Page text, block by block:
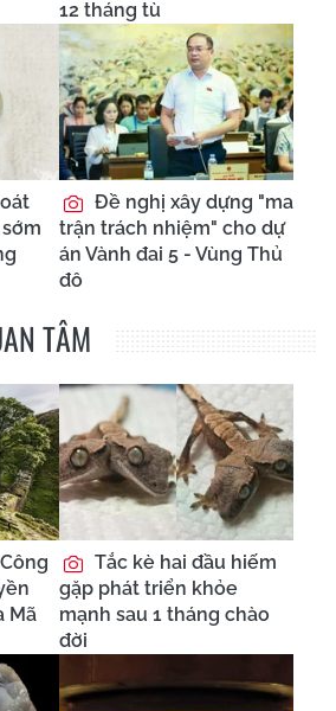
12 tháng tù
Đề nghị xây dựng "ma
trận trách nhiệm" cho dự
án Vành đai 5 - Vùng Thủ
đô
TÂM
Mã
Tắc kè hai đầu hiếm
gặp phát triển khỏe
mạnh sau 1 tháng chào
đời